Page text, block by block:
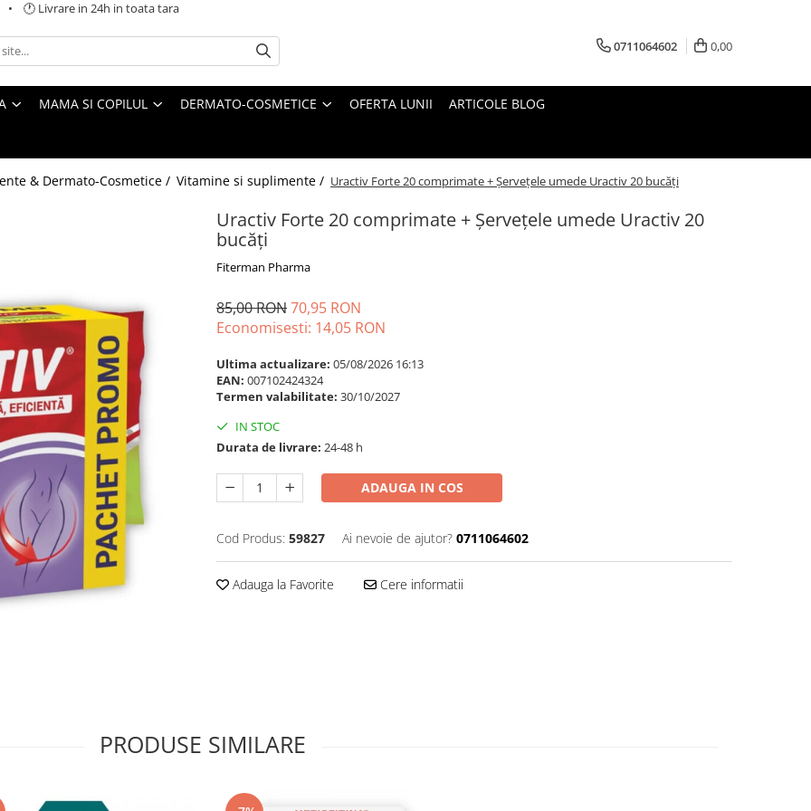
• 🕐 Livrare in 24h in toata tara
0711064602 0,00
MAMA SI COPILUL DERMATO-COSMETICE OFERTA LUNII ARTICOLE BLOG
& Dermato-Cosmetice / Vitamine si suplimente / Uractiv Forte 20 comprimate + Șervețele umede Uractiv 20 bucăți
Uractiv Forte 20 comprimate + Șervețele umede Uractiv 20
bucăți
Fiterman Pharma
85,00 RON70,95 RON
Economisesti: 14,05 RON
Ultima actualizare: 05/08/2026 16:13
EAN: 007102424324
Termen valabilitate: 30/10/2027
IN STOC
Durata de livrare: 24-48 h
ADAUGA IN COS
Cod Produs: 59827 Ai nevoie de ajutor? 0711064602
Adauga la Favorite Cere informatii
PRODUSE SIMILARE